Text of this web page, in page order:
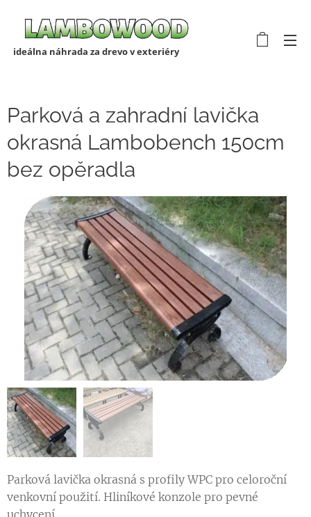
ideálna náhrada za drevo v exteriéry
Parková a zahradní lavička
okrasná Lambobench 150cm
bez opěradla
Parková lavička okrasná s profily WPC pro celoroční
venkovní použití. Hliníkové konzole pro pevné
uchycení .